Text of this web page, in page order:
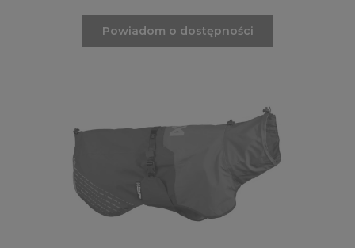
Powiadom o dostępności